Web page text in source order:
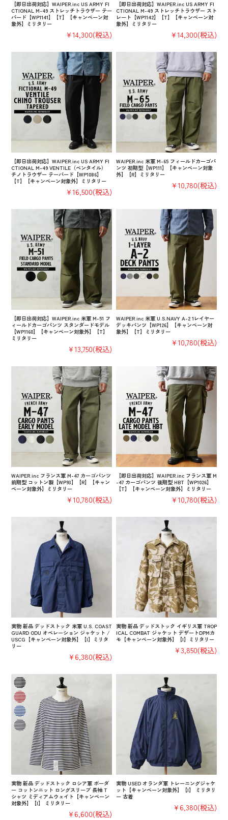
【即日出荷対応】WAIPER.inc US ARMY FI
CTIONAL M-49 ストレッチトラウザー テー
パード【WP1141】【T】【キャンペーン対
象外】ミリタリー
¥14,300(税込)
【即日出荷対応】WAIPER.inc US ARMY FI
CTIONAL M-49 ストレッチトラウザー スト
レート【WP1142】【T】【キャンペーン対
象外】ミリタリー
¥14,300(税込)
【即日出荷対応】WAIPER.inc US ARMY FI
CTIONAL M-49 VENTILE（ベンタイル）
チノトラウザー テーパード【WP1086】
【T】【キャンペーン対象外】ミリタリー
¥16,500(税込)
WAIPER.inc 米軍 M-65 フィールドカーゴパ
ンツ 初期型【WP111】【キャンペーン対象
外】【R】ミリタリー
¥10,780(税込)
【即日出荷対応】WAIPER.inc 米軍 M-51 フ
ィールドカーゴパンツ スタンダードモデル
【WP1160】【キャンペーン対象外】【T】
ミリタリー
¥13,750(税込)
WAIPER.inc 米軍 U.S.NAVY A-2 1レイヤー
デッキパンツ【WP126】【キャンペーン対
象外】【T】ミリタリー
¥10,780(税込)
WAIPER.inc フランス軍 M-47 カーゴパンツ
前期型 コットン製【WP93】【R】【キャン
ペーン対象外】ミリタリー
¥10,780(税込)
【即日出荷対応】WAIPER.inc フランス軍 M
-47 カーゴパンツ 後期型 HBT【WP1026】
【T】【キャンペーン対象外】ミリタリー
¥10,780(税込)
実物 新品 デッドストック 米軍 U.S. COAST
GUARD ODU オペレーション ジャケット /
USCG【キャンペーン対象外】【I】ミリタ
リー
¥6,380(税込)
実物 新品 デッドストック イギリス軍 TROP
ICAL COMBAT ジャケット デザートDPMカ
モ【キャンペーン対象外】【I】ミリタリー
¥3,850(税込)
実物 新品 デッドストック ロシア軍 ボーダ
ー コットンニット ロングスリーブ 長袖 T
シャツ ミディアムウェイト【キャンペーン
対象外】【I】 ミリタリー
¥6,600(税込)
実物 USED オランダ軍 トレーニングジャケ
ット【キャンペーン対象外】【I】 ミリタリ
ー 古着
¥6,380(税込)